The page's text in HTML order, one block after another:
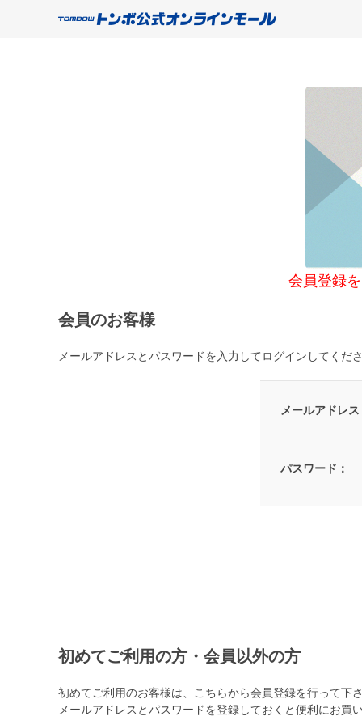
会員登録をご希
会員のお客様
メールアドレスとパスワードを入力してログインしてくだ
メールアドレ
パスワード：
初めてご利用の方・会員以外の方
初めてご利用のお客様は、こちらから会員登録を行って下
メールアドレスとパスワードを登録しておくと便利にお買